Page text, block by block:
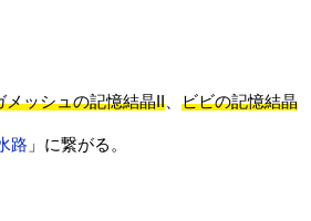
メッシュの記憶結晶II ビビの記憶結晶
路 」に繋がる。